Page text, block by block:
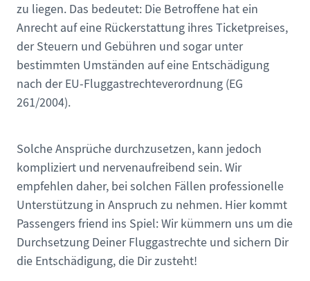
zu liegen. Das bedeutet: Die Betroffene hat ein
Anrecht auf eine Rückerstattung ihres Ticketpreises,
der Steuern und Gebühren und sogar unter
bestimmten Umständen auf eine Entschädigung
nach der EU-Fluggastrechteverordnung (EG
261/2004).
Solche Ansprüche durchzusetzen, kann jedoch
kompliziert und nervenaufreibend sein. Wir
empfehlen daher, bei solchen Fällen professionelle
Unterstützung in Anspruch zu nehmen. Hier kommt
Passengers friend ins Spiel: Wir kümmern uns um die
Durchsetzung Deiner Fluggastrechte und sichern Dir
die Entschädigung, die Dir zusteht!